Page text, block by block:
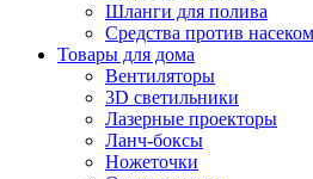
Шланги для полива
Средства против
Товары для дома
Вентиляторы
3D светильники
Лазерные проекторы
Ланч-боксы
Ножеточки